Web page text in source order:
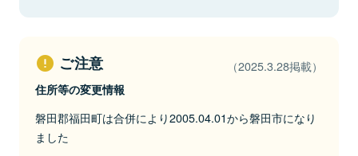
ご注意 （2025.3.28掲載）
住所等の変更情報
磐田郡福田町は合併により2005.04.01から磐田市になり
ました